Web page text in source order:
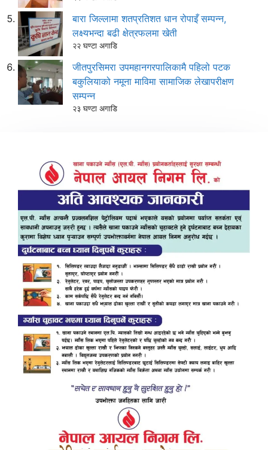
बारा जिल्लामा शतप्रतिशत धान रोपाइँ सम्पन्न,
लक्ष्यभन्दा बढी क्षेत्रफलमा खेती
२२ घण्टा अगाडि
जीतपुरसिमरा उपमहानगरपालिकामै पहिलो पटक
बकुलियाको नमूना माविमा सामाजिक लेखापरीक्षण
सम्पन्न
२३ घण्टा अगाडि